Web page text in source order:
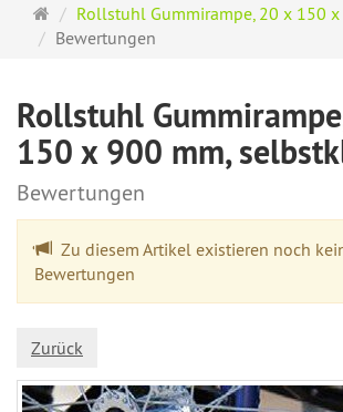
Startseite
Rollstuhl Gummirampe, 20 x 150 x
Bewertungen
Rollstuhl
150 x 900 mm,
Bewertungen
Zu diesem Artikel existieren noch
Bewertungen
Zurück